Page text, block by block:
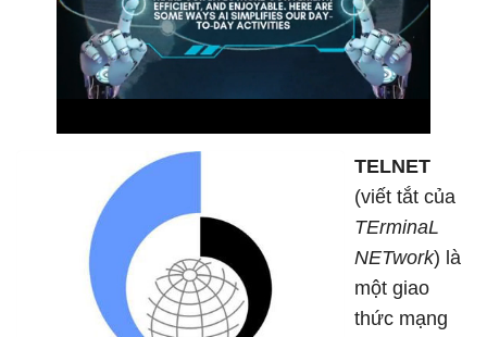
TELNET
(viết tắt của
TErminaL
NETwork) là
một giao
thức mạng